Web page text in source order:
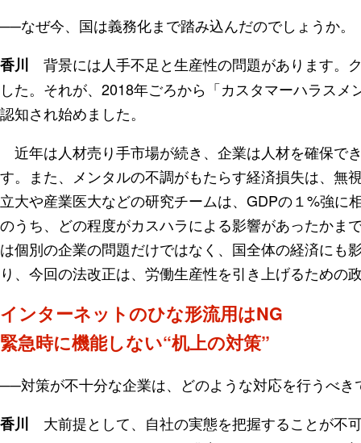
──なぜ今、国は義務化まで踏み込んだのでしょうか。
香川 背景には人手不足と生産性の問題があります。
した。それが、2018年ごろから「カスタマーハラス
認知され始めました。
近年は人材売り手市場が続き、企業は人材を確保で
す。また、メンタルの不調がもたらす経済損失は、無
立大や産業医大などの研究チームは、GDPの１%強に
のうち、どの程度がカスハラによる影響があったかま
は個別の企業の問題だけではなく、国全体の経済にも
り、今回の法改正は、労働生産性を引き上げるための
インターネットのひな形流用はNG
緊急時に機能しない“机上の対策”
──対策が不十分な企業は、どのような対応を行うべき
香川 大前提として、自社の実態を把握することが不